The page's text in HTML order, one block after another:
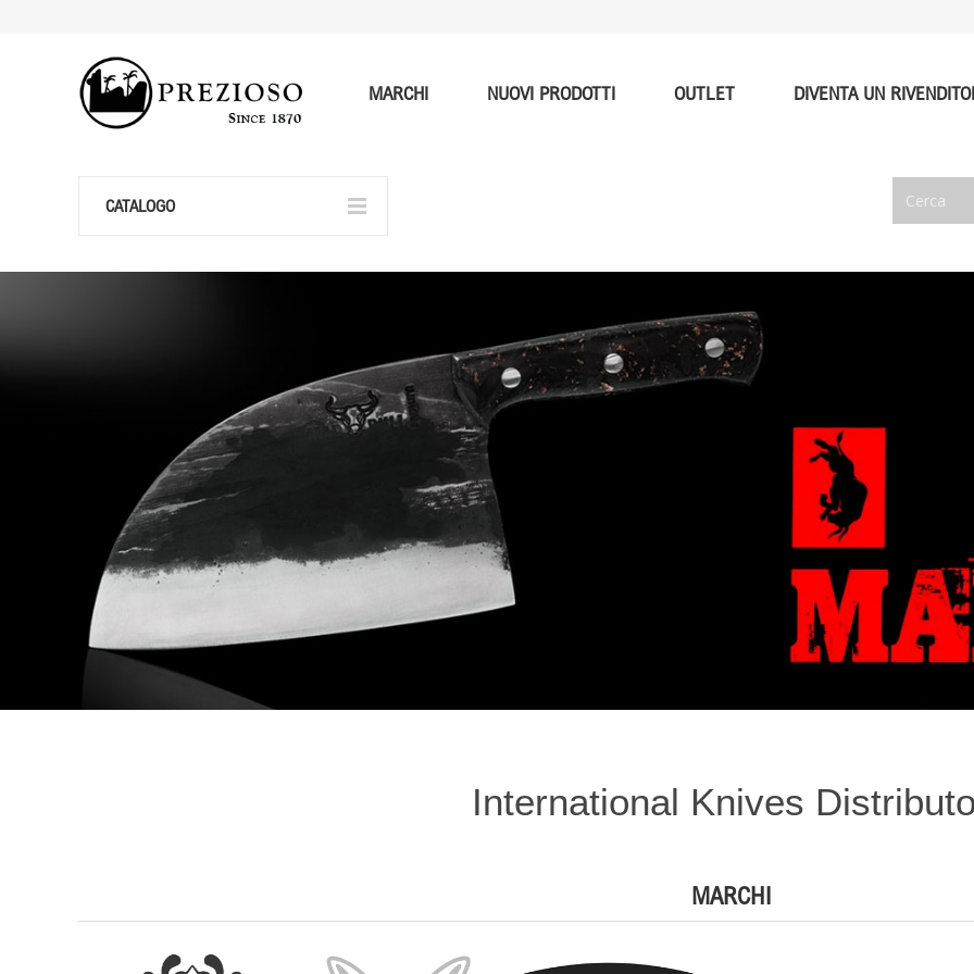
MARCHI NUOVI PRODOTTI OUTLET DIVENTA UN
CATALOGO
International Knives
MARCHI